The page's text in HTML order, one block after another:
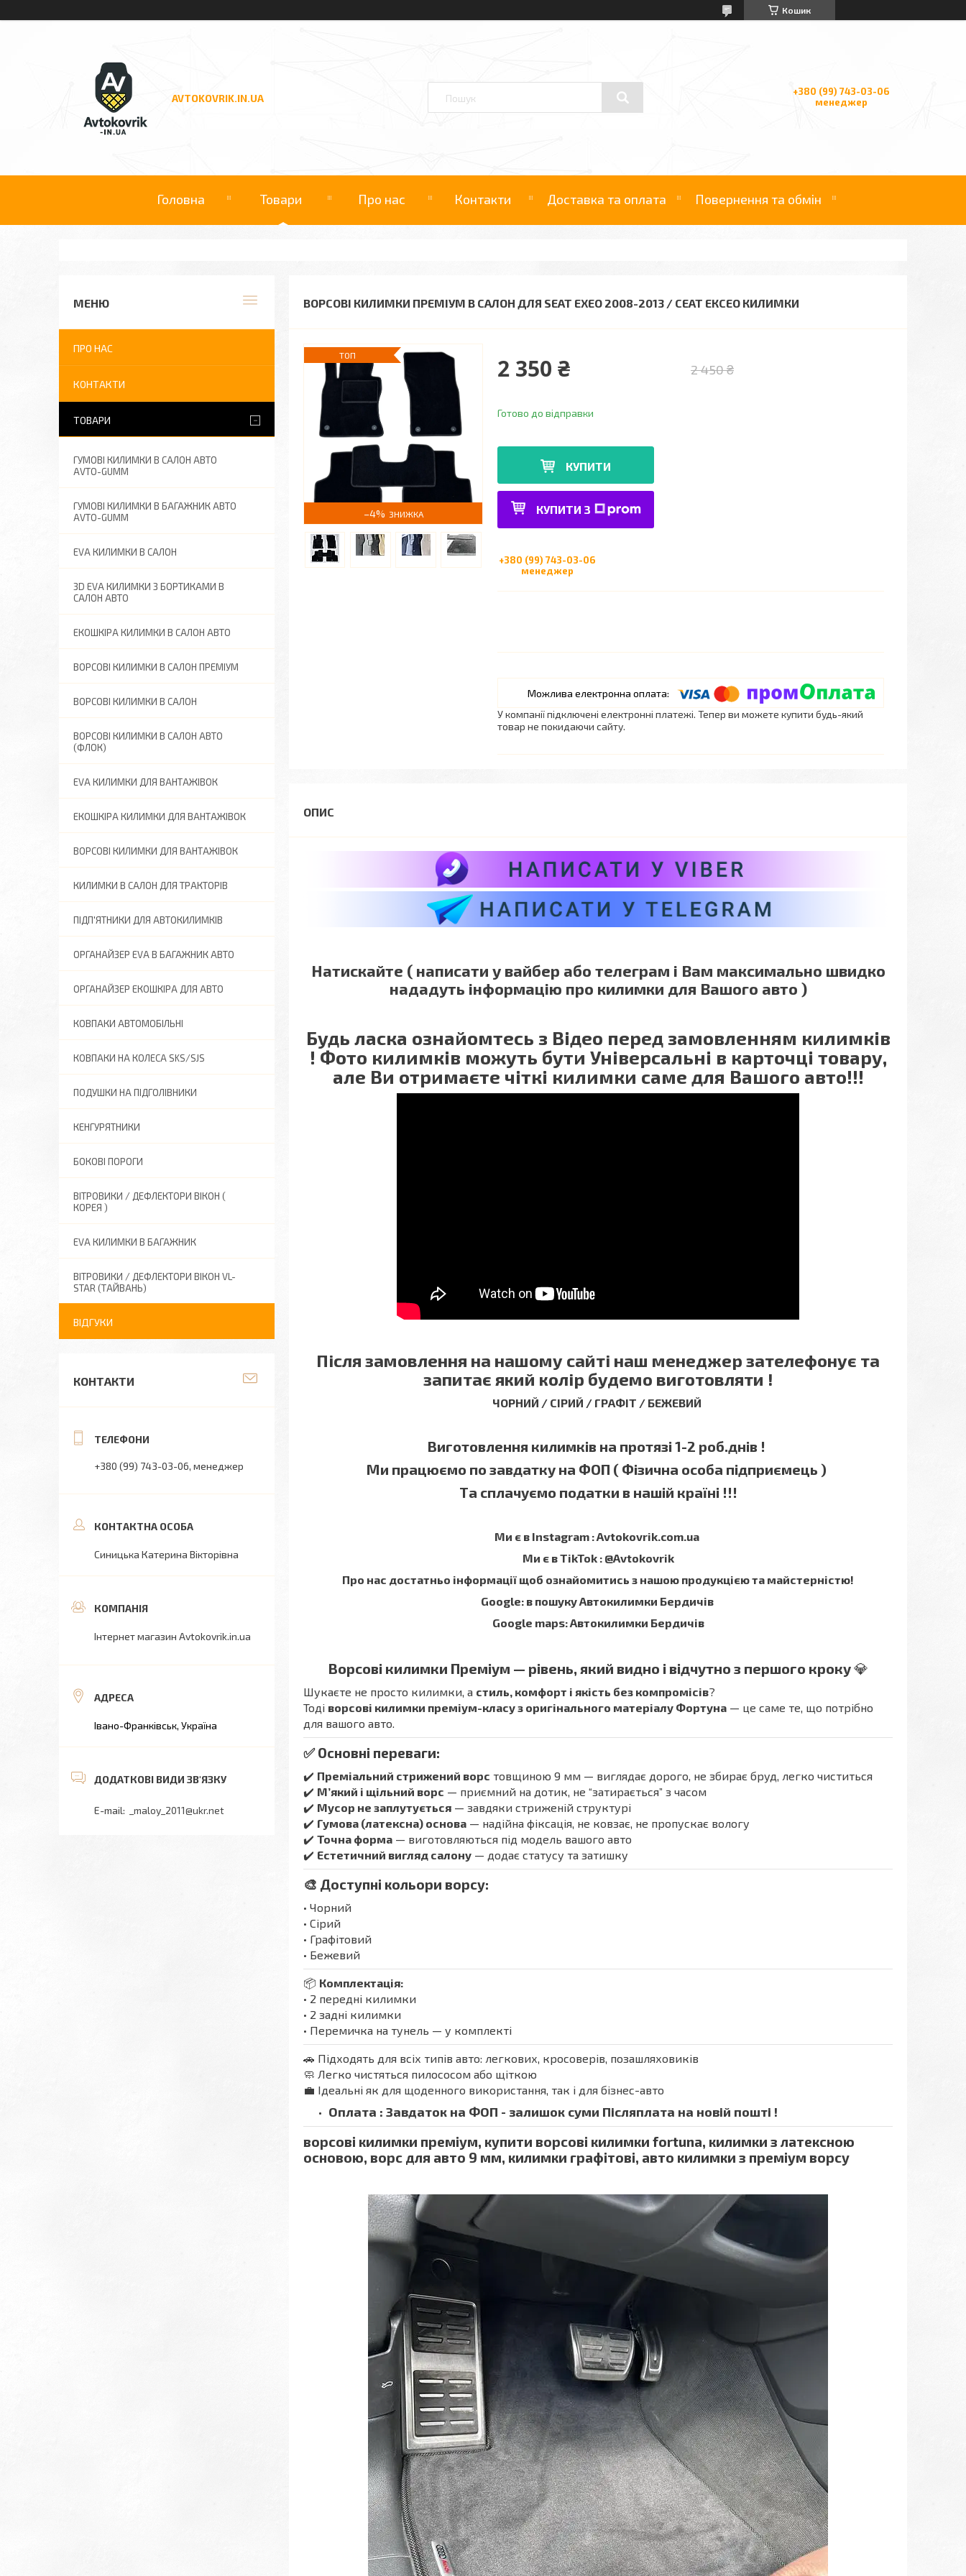
Кошик
AVTOKOVRIK.IN.UA
+380 (99) 743-03-06
менеджер
Головна Товари Про нас Контакти Доставка та оплата Повернення та обмін
ВОРСОВІ КИЛИМКИ ПРЕМІУМ В САЛОН ДЛЯ SEAT EXEO 2008-2013 / СЕАТ ЕКСЕО КИЛИМКИ
–4%
ТОП
2 450 ₴
2 350 ₴
Готово до відправки
КУПИТИ
КУПИТИ З
+380 (99) 743-03-06
менеджер
У компанії підключені електронні платежі. Тепер ви можете купити будь-який
товар не покидаючи сайту.
Натискайте ( написати у вайбер або телеграм і Вам максимально швидко
нададуть інформацію про килимки для Вашого авто )
Будь ласка ознайомтесь з Відео перед замовленням килимків
! Фото килимків можуть бути Універсальні в карточці товару,
але Ви отримаєте чіткі килимки саме для Вашого авто!!!
Після замовлення на нашому сайті наш менеджер зателефонує та
запитає який колір будемо виготовляти !
ЧОРНИЙ / СІРИЙ / ГРАФІТ / БЕЖЕВИЙ
Виготовлення килимків на протязі 1-2 роб.днів !
Ми працюємо по завдатку на ФОП ( Фізична особа підприємець )
Та сплачуємо податки в нашій країні !!!
Ми є в Instagram : Avtokovrik.com.ua
Ми є в TikTok : @Avtokovrik
Про нас достатньо інформації щоб ознайомитись з нашою продукцією та майстерністю!
Google: в пошуку Автокилимки Бердичів
Google maps: Автокилимки Бердичів
Ворсові килимки Преміум — рівень, який видно і відчутно з першого кроку💎
Шукаєте не просто килимки, а стиль, комфорт і якість без компромісів?
Тоді ворсові килимки преміум-класу з оригінального матеріалу Фортуна — це саме те, що потрібно
для вашого авто.
✅ Основні переваги:
✔️ Преміальний стрижений ворс товщиною 9 мм — виглядає дорого, не збирає бруд, легко чиститься
✔️ М’який і щільний ворс — приємний на дотик, не “затирається” з часом
✔️ Мусор не заплутується — завдяки стриженій структурі
✔️ Гумова (латексна) основа — надійна фіксація, не ковзає, не пропускає вологу
✔️ Точна форма — виготовляються під модель вашого авто
✔️ Естетичний вигляд салону — додає статусу та затишку
🎨 Доступні кольори ворсу:
• Чорний
• Сірий
• Графітовий
• Бежевий
📦 Комплектація:
• 2 передні килимки
• 2 задні килимки
• Перемичка на тунель — у комплекті
🚗 Підходять для всіх типів авто: легкових, кросоверів, позашляховиків
🧼 Легко чистяться пилососом або щіткою
💼 Ідеальні як для щоденного використання, так і для бізнес-авто
Оплата : Завдаток на ФОП - залишок суми Післяплата на новій пошті !
ворсові килимки преміум, купити ворсові килимки fortuna, килимки з латексною
основою, ворс для авто 9 мм, килимки графітові, авто килимки з преміум ворсу
ПРО НАС
КОНТАКТИ
ТОВАРИ
ГУМОВІ КИЛИМКИ В САЛОН АВТО
AVTO-GUMM
ГУМОВІ КИЛИМКИ В БАГАЖНИК АВТО
AVTO-GUMM
EVA КИЛИМКИ В САЛОН
3D EVA КИЛИМКИ З БОРТИКАМИ В
САЛОН АВТО
ЕКОШКІРА КИЛИМКИ В САЛОН АВТО
ВОРСОВІ КИЛИМКИ В САЛОН ПРЕМІУМ
ВОРСОВІ КИЛИМКИ В САЛОН
ВОРСОВІ КИЛИМКИ В САЛОН АВТО
(ФЛОК)
EVA КИЛИМКИ ДЛЯ ВАНТАЖІВОК
ЕКОШКІРА КИЛИМКИ ДЛЯ ВАНТАЖІВОК
ВОРСОВІ КИЛИМКИ ДЛЯ ВАНТАЖІВОК
КИЛИМКИ В САЛОН ДЛЯ ТРАКТОРІВ
ПІДП'ЯТНИКИ ДЛЯ АВТОКИЛИМКІВ
ОРГАНАЙЗЕР EVA В БАГАЖНИК АВТО
ОРГАНАЙЗЕР ЕКОШКІРА ДЛЯ АВТО
КОВПАКИ АВТОМОБІЛЬНІ
КОВПАКИ НА КОЛЕСА SKS/SJS
ПОДУШКИ НА ПІДГОЛІВНИКИ
КЕНГУРЯТНИКИ
БОКОВІ ПОРОГИ
ВІТРОВИКИ / ДЕФЛЕКТОРИ ВІКОН (
КОРЕЯ )
EVA КИЛИМКИ В БАГАЖНИК
ВІТРОВИКИ / ДЕФЛЕКТОРИ ВІКОН VL-
STAR (ТАЙВАНЬ)
ВІДГУКИ
КОНТАКТИ
+380 (99) 743-03-06 менеджер
Синицька Катерина Вікторівна
Інтернет магазин Avtokovrik.in.ua
Івано-Франківськ, Україна
_maloy_2011@ukr.net